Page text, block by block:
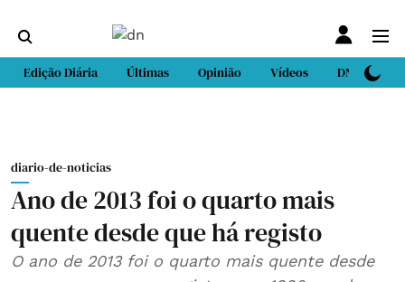
Edição Diária Últimas Opinião Vídeos DN Sport
diario-de-noticias
Ano de 2013 foi o quarto mais
quente desde que há registo
O ano de 2013 foi o quarto mais quente desde